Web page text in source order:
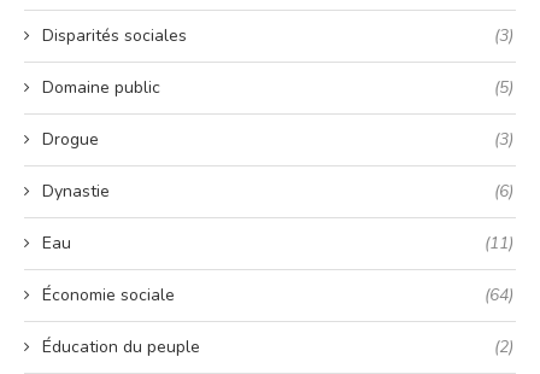
Disparités sociales (3)
Domaine public (5)
Drogue (3)
Dynastie (6)
Eau (11)
Économie sociale (64)
Éducation du peuple (2)